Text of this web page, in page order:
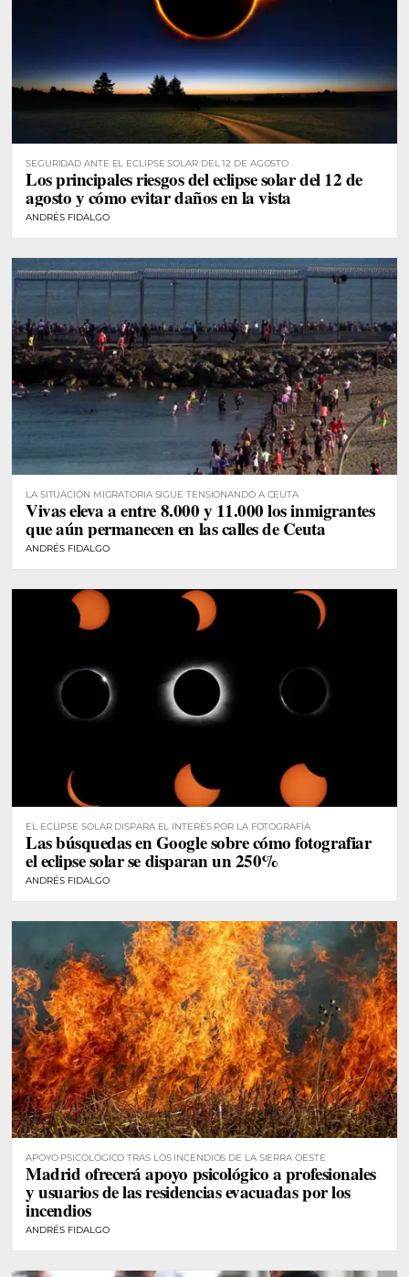
SEGURIDAD ANTE EL ECLIPSE SOLAR DEL 12 DE AGOSTO
Los principales riesgos del eclipse solar del 12 de
agosto y cómo evitar daños en la vista
ANDRÉS FIDALGO
LA SITUACIÓN MIGRATORIA SIGUE TENSIONANDO A CEUTA
Vivas eleva a entre 8.000 y 11.000 los inmigrantes
que aún permanecen en las calles de Ceuta
ANDRÉS FIDALGO
EL ECLIPSE SOLAR DISPARA EL INTERÉS POR LA FOTOGRAFÍA
Las búsquedas en Google sobre cómo fotografiar
el eclipse solar se disparan un 250%
ANDRÉS FIDALGO
APOYO PSICOLÓGICO TRAS LOS INCENDIOS DE LA SIERRA OESTE
Madrid ofrecerá apoyo psicológico a profesionales
y usuarios de las residencias evacuadas por los
incendios
ANDRÉS FIDALGO